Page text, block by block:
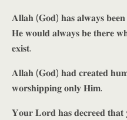
𝐀𝐥𝐥𝐚𝐡 (𝐆𝐨𝐝) 𝐡𝐚𝐬 𝐚𝐥𝐰𝐚𝐲𝐬 𝐛𝐞𝐞𝐧
𝐇𝐞 𝐰𝐨𝐮𝐥𝐝 𝐚𝐥𝐰𝐚𝐲𝐬 𝐛𝐞 𝐭𝐡𝐞𝐫𝐞
𝐞𝐱𝐢𝐬𝐭.
𝐀𝐥𝐥𝐚𝐡 (𝐆𝐨𝐝) 𝐡𝐚𝐝 𝐜𝐫𝐞𝐚𝐭𝐞𝐝
𝐰𝐨𝐫𝐬𝐡𝐢𝐩𝐩𝐢𝐧𝐠 𝐨𝐧𝐥𝐲 𝐇𝐢𝐦.
𝐘𝐨𝐮𝐫 𝐋𝐨𝐫𝐝 𝐡𝐚𝐬 𝐝𝐞𝐜𝐫𝐞𝐞𝐝